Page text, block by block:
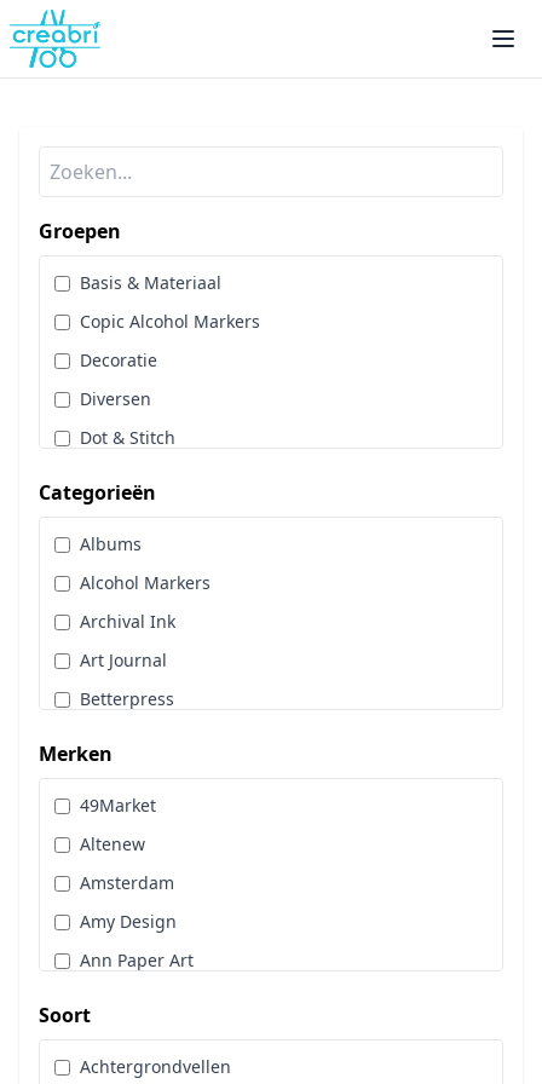
Groepen
Basis & Materiaal
Copic Alcohol Markers
Decoratie
Diversen
Dot & Stitch
Sale
Stans, Embos & Stencils
Stempels
Workshoppakket
Pan Pastel
Categorieën
Albums
Alcohol Markers
Archival Ink
Art Journal
Betterpress
Brads
Cadence
Designpapier
Distress Oxide Spray
Distress Spritz
Divers
Dot & Do
Embossingpoeder
Merken
49Market
Altenew
Amsterdam
Amy Design
Ann Paper Art
Art Impressions
Art Journaling
Soort
Achtergrondvellen